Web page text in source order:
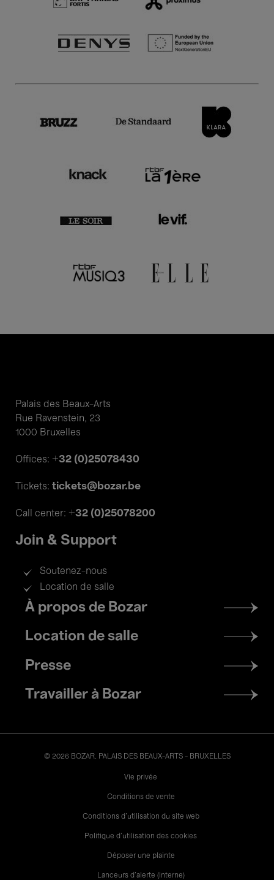
Palais des Beaux-Arts
Rue Ravenstein, 23
1000 Bruxelles
Offices: +32 (0)25078430
Tickets: tickets@bozar.be
Call center: +32 (0)25078200
Join & Support
Soutenez-nous
Location de salle
Footer
menu
À propos de Bozar
Location de salle
Presse
Travailler à Bozar
© 2026 BOZAR. PALAIS DES BEAUX-ARTS - BRUXELLES
Vie privée
Conditions de vente
Conditions d'utilisation du site web
Politique d'utilisation des cookies
Déposer une plainte
Lanceurs d’alerte (interne)